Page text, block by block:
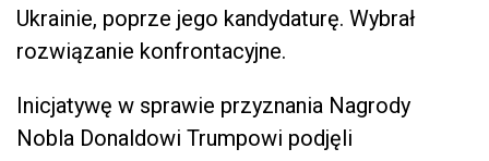
Ukrainie, poprze jego kandydaturę. Wybrał
rozwiązanie konfrontacyjne.
Inicjatywę w sprawie przyznania Nagrody
Nobla Donaldowi Trumpowi podjęli